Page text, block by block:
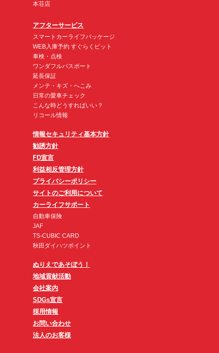
本荘店
アフターサービス
スマートカーライフパッケージ
WEB入庫予約 すぐらくピット
車検・点検
ワンダフルパスポート
延長保証
メンテ・キズ・へこみ
日常の愛車チェック
こんな時どうすればいい？
リコール情報
情報セキュリティ基本方針
勧誘方針
FD宣言
利益相反管理方針
プライバシーポリシー
サイトのご利用について
カーライフサポート
自動車保険
JAF
TS-CUBIC CARD
秋田ダイハツポイント
ぬりえであそぼう！
地域貢献活動
会社案内
SDGs宣言
採用情報
お問い合わせ
法人のお客様